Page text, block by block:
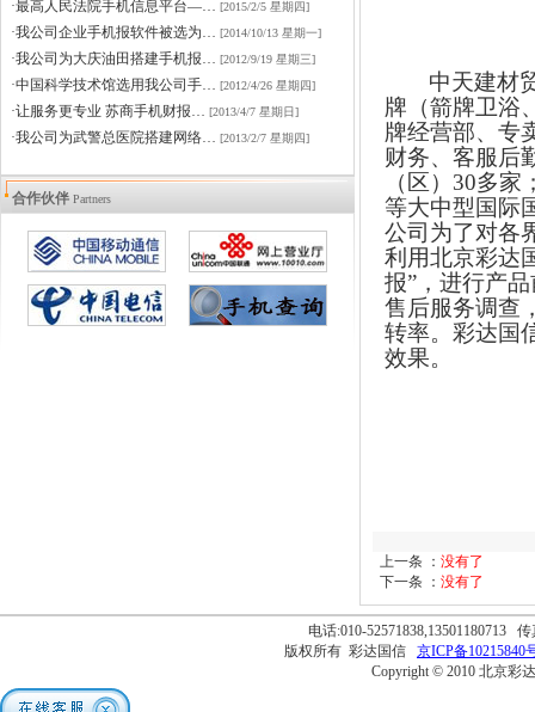
·最高人民法院手机信息平台—… [2015/2/5 星期四]
·我公司企业手机报软件被选为… [2014/10/13 星期一]
·我公司为大庆油田搭建手机报… [2012/9/19 星期三]
·中国科学技术馆选用我公司手… [2012/4/26 星期四]
·让服务更专业 苏商手机财报… [2013/4/7 星期日]
·我公司为武警总医院搭建网络… [2013/2/7 星期四]
合作伙伴 Partners
中天建材
牌（箭牌卫浴
牌经营部、专
财务、客服后
（区） 30多家
等大中型国际
公司为了对各
利用北京彩达
报”，进行产
售后服务调查
转率。彩达国
效果。
上一条 ： 没有了
下一条 ： 没有了
电话:010-52571838,13501180713
版权所有 彩达国信 京ICP备10215840
Copyright © 2010 北京彩